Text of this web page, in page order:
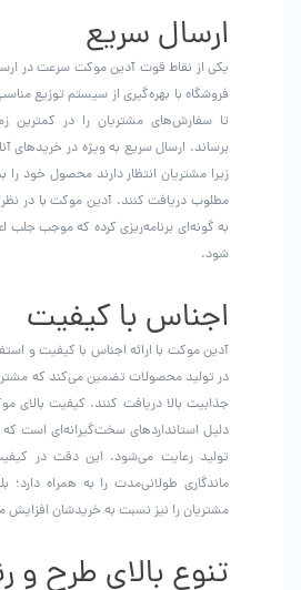
ارسال سریع
یکی از نقاط قوت آدین موکت سرعت در
فروشگاه با بهره‌گیری از سیستم توزیع
تا سفارش‌های مشتریان را در کمترین
برساند. ارسال سریع به ویژه در خریدهای
زیرا مشتریان انتظار دارند محصول خود
مطلوب دریافت کنند. آدین موکت با در نظر
به گونه‌ای برنامه‌ریزی کرده که موجب جلب
شود.
اجناس با کیفیت
آدین موکت با ارائه اجناس با کیفیت و
در تولید محصولات تضمین می‌کند که
جذابیت بالا دریافت کنند. کیفیت بالای
دلیل استانداردهای سخت‌گیرانه‌ای است که
تولید رعایت می‌شود. این دقت در
ماندگاری طولانی‌مدت را به همراه
مشتریان را نیز نسبت به خریدشان
تنوع بالای طرح و